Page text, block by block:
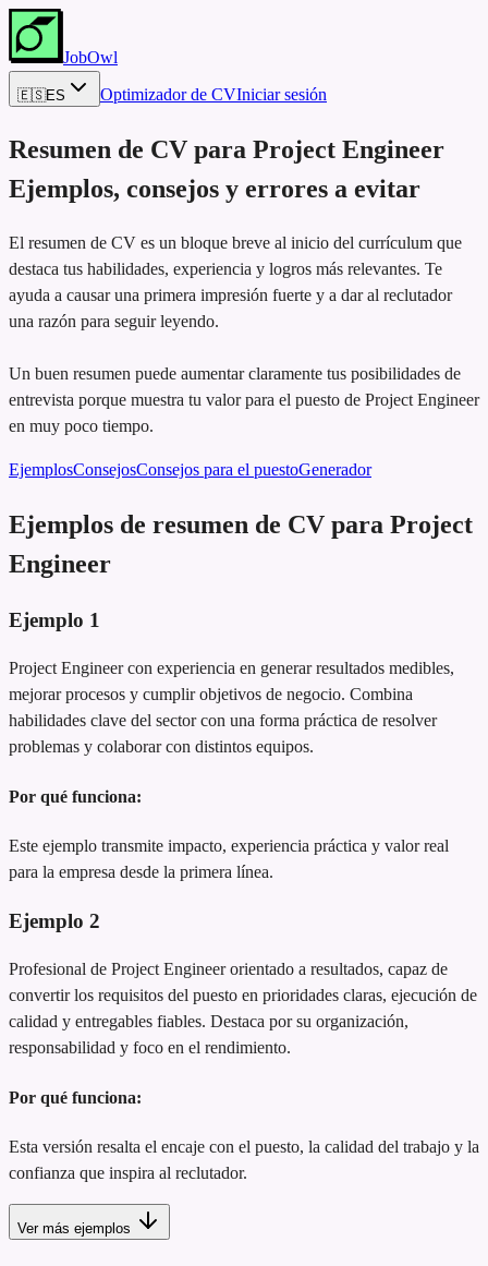
JobOwl
🇪🇸ES Optimizador de CVIniciar sesión
Resumen de CV para Project Engineer
Ejemplos, consejos y errores a evitar
El resumen de CV es un bloque breve al inicio del currículum que
destaca tus habilidades, experiencia y logros más relevantes. Te
ayuda a causar una primera impresión fuerte y a dar al reclutador
una razón para seguir leyendo.
Un buen resumen puede aumentar claramente tus posibilidades de
entrevista porque muestra tu valor para el puesto de Project Engineer
en muy poco tiempo.
EjemplosConsejosConsejos para el puestoGenerador
Ejemplos de resumen de CV para Project
Engineer
Ejemplo 1
Project Engineer con experiencia en generar resultados medibles,
mejorar procesos y cumplir objetivos de negocio. Combina
habilidades clave del sector con una forma práctica de resolver
problemas y colaborar con distintos equipos.
Por qué funciona:
Este ejemplo transmite impacto, experiencia práctica y valor real
para la empresa desde la primera línea.
Ejemplo 2
Profesional de Project Engineer orientado a resultados, capaz de
convertir los requisitos del puesto en prioridades claras, ejecución de
calidad y entregables fiables. Destaca por su organización,
responsabilidad y foco en el rendimiento.
Por qué funciona:
Esta versión resalta el encaje con el puesto, la calidad del trabajo y la
confianza que inspira al reclutador.
Ver más ejemplos